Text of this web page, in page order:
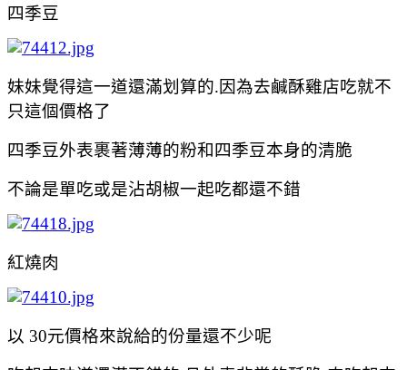
四季豆
妹妹覺得這一道還滿划算的.因為去鹹酥雞店吃就不
只這個價格了
四季豆外表裹著薄薄的粉和四季豆本身的清脆
不論是單吃或是沾胡椒一起吃都還不錯
紅燒肉
以 30元價格來說給的份量還不少呢